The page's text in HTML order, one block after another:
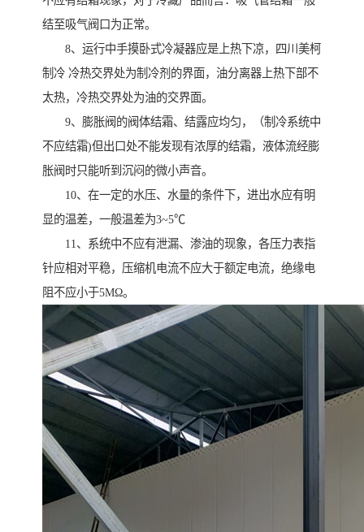
结至吸气阀口为正常。
8、运行中手摸卧式冷凝器应是上热下凉，四川美柯
制冷 冷热交界处为制冷剂的界面，油分离器上热下部不
太热，冷热交界处为油的交界面。
9、膨胀阀的阀体结霜、结露应均匀，（制冷系统中
不应结霜)但出口处不能发现有浓厚的结霜，液体流经膨
胀阀时只能听到沉闷的微小声音。
10、在一定的水压、水量的条件下，进出水应有明
显的温差，一般温差为3~5℃
11、系统中不应有泄漏、渗油的现象，各压力表指
针应相对平稳，压缩机电流不应大于额定电流，绝缘电
阻不应小于5MΩ。